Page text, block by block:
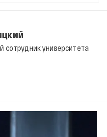
сотрудник университета